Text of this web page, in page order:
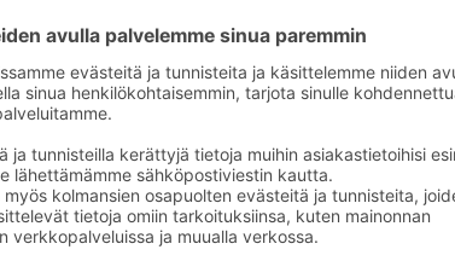
Vesipullot